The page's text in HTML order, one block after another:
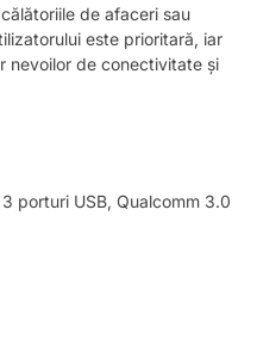
de afaceri sau
este prioritară, iar
nevoilor de conectivitate și
porturi USB, Qualcomm 3.0